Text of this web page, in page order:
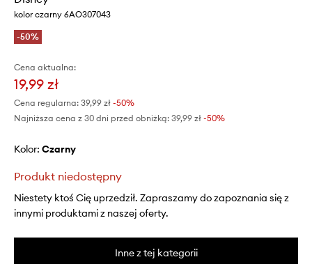
kolor czarny 6AO307043
-50%
Cena aktualna:
19,99 zł
Cena regularna: 39,99 zł -50%
Najniższa cena z 30 dni przed obniżką: 39,99 zł -50%
Kolor: czarny
Produkt niedostępny
Niestety ktoś Cię uprzedził. Zapraszamy do zapoznania się z
innymi produktami z naszej oferty.
Inne z tej kategorii